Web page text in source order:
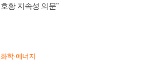
호황 지속성 의문"
화학·에너지